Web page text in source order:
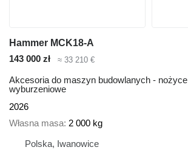
Hammer MCK18-A
143 000 zł
≈ 33 210 €
Akcesoria do maszyn budowlanych - nożyce
wyburzeniowe
2026
Własna masa 2 000 kg
Polska, Iwanowice